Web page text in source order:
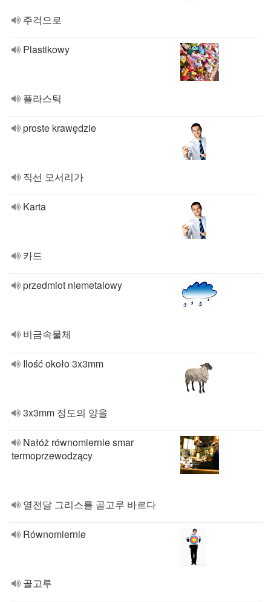
주걱으로
Plastikowy
플라스틱
proste krawędzie
직선 모서리가
Karta
카드
przedmiot niemetalowy
비금속물체
Ilość około 3x3mm
3x3mm 정도의 양을
Nałóż równomiernie smar
termoprzewodzący
열전달 그리스를 골고루 바르다
Równomiernie
골고루